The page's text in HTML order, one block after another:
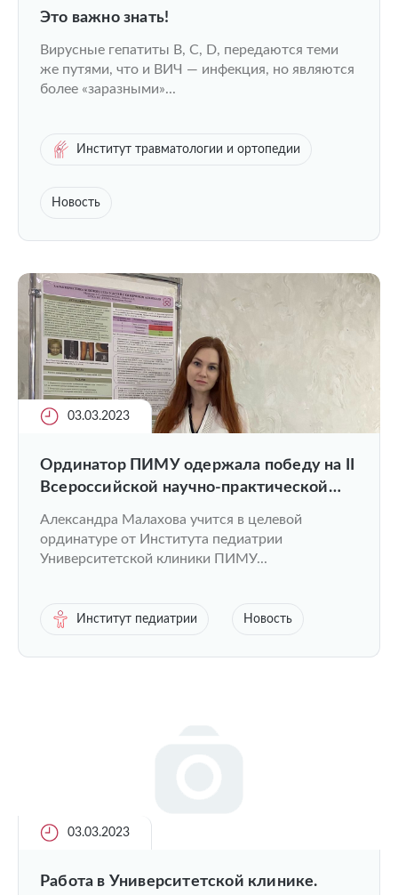
Это важно знать!
Вирусные гепатиты B, C, D, передаются теми
же путями, что и ВИЧ — инфекция, но являются
более «заразными»...
Институт травматологии и ортопедии
Новость
03.03.2023
Ординатор ПИМУ одержала победу на II
Всероссийской научно-практической
Прошлое — Настоящее – Будущее»
Александра Малахова учится в целевой
ординатуре от Института педиатрии
Университетской клиники ПИМУ...
Институт педиатрии Новость
03.03.2023
Работа в Университетской клинике.